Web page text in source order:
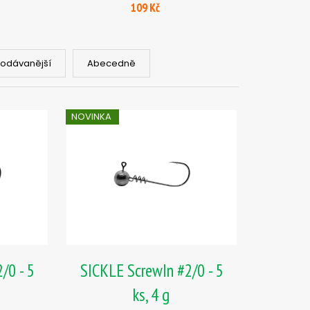
109 Kč
Abecedně
0 - 5
NOVINKA
SICKLE ScrewIn #2/0 - 5
ks, 4 g
G